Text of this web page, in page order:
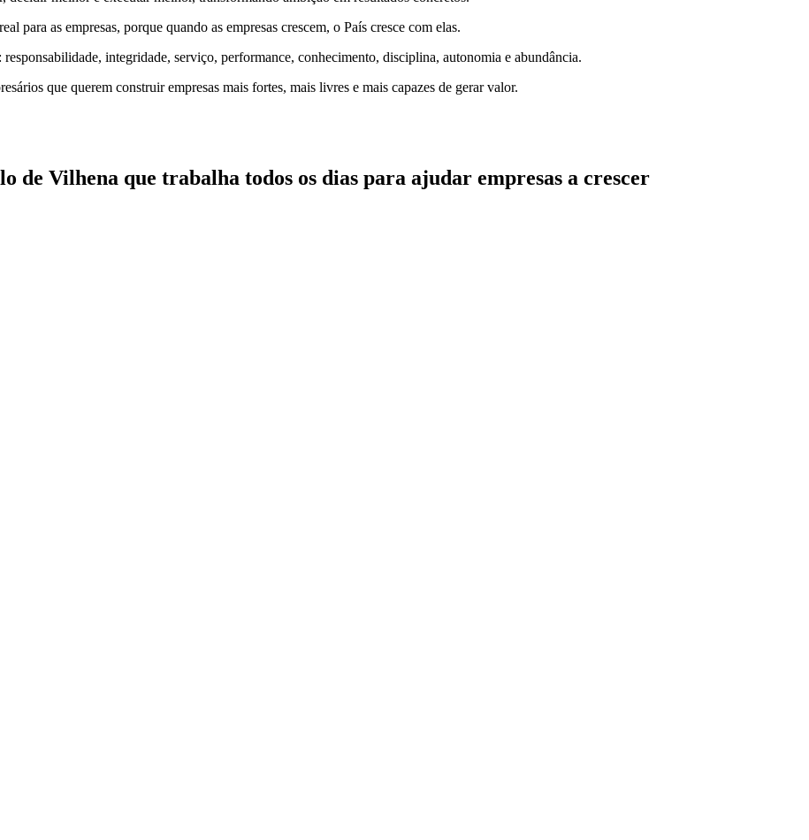
para as empresas, porque quando as empresas crescem, o País cresce com elas.
: responsabilidade, integridade, serviço, performance, conhecimento, disciplina, autonomia e abundância.
que querem construir empresas mais fortes, mais livres e mais capazes de gerar valor.
de Vilhena que trabalha todos os dias para ajudar empresas a crescer